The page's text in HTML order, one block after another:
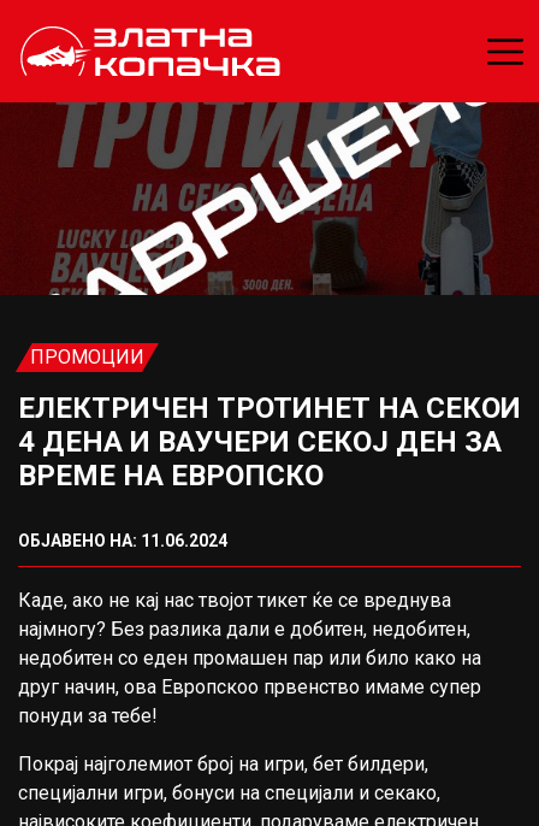
ПРОМОЦИИ
ЕЛЕКТРИЧЕН ТРОТИНЕТ НА СЕКОИ
4 ДЕНА И ВАУЧЕРИ СЕКОЈ ДЕН ЗА
ВРЕМЕ НА ЕВРОПСКО
ОБЈАВЕНО НА: 11.06.2024
Каде, ако не кај нас твојот тикет ќе се вреднува
најмногу? Без разлика дали е добитен, недобитен,
недобитен со еден промашен пар или било како на
друг начин, ова Европскоо првенство имаме супер
понуди за тебе!
Покрај најголемиот број на игри, бет билдери,
специјални игри, бонуси на специјали и секако,